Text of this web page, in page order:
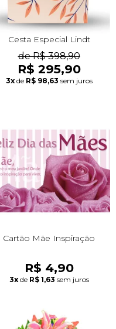
Cesta Especial Lindt
de R$ 398,90
R$ 295,90
3x de R$ 98,63 sem juros
Cartão Mãe Inspiração
R$ 4,90
3x de R$ 1,63 sem juros